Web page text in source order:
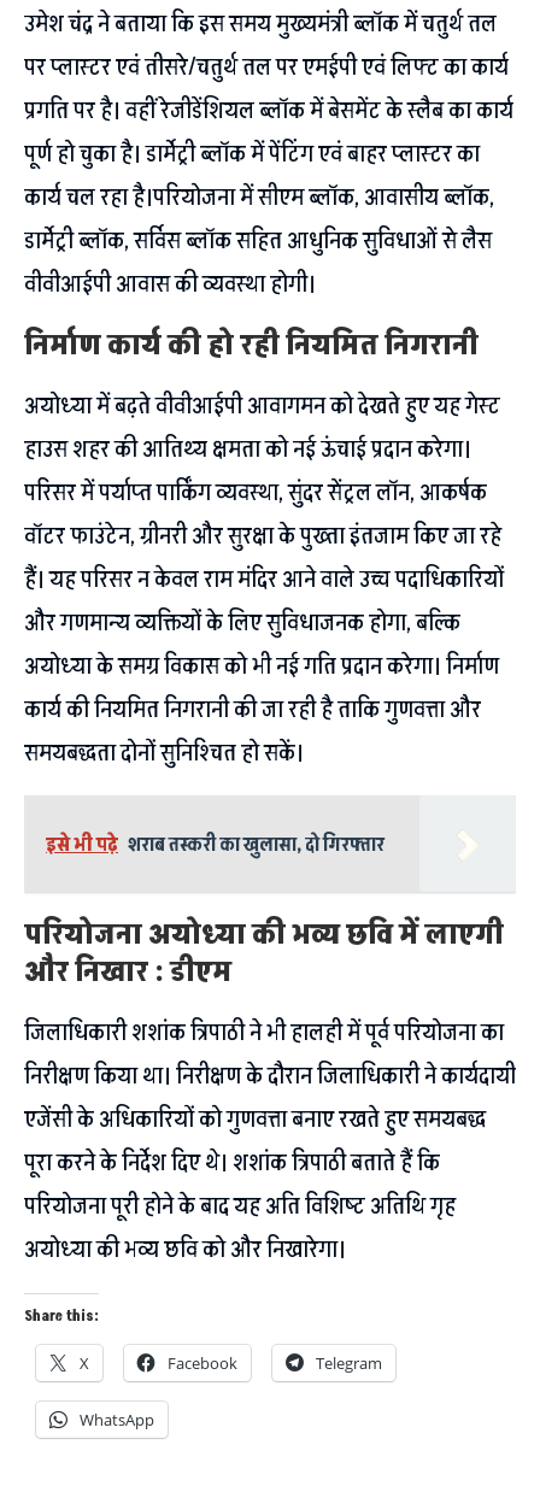
उमेश चंद्र ने बताया कि इस समय मुख्यमंत्री ब्लॉक में चतुर्थ तल
पर प्लास्टर एवं तीसरे/चतुर्थ तल पर एमईपी एवं लिफ्ट का कार्य
प्रगति पर है। वहीं रेजीडेंशियल ब्लॉक में बेसमेंट के स्लैब का कार्य
पूर्ण हो चुका है। डार्मेट्री ब्लॉक में पेंटिंग एवं बाहर प्लास्टर का
कार्य चल रहा है।परियोजना में सीएम ब्लॉक, आवासीय ब्लॉक,
डार्मेट्री ब्लॉक, सर्विस ब्लॉक सहित आधुनिक सुविधाओं से लैस
वीवीआईपी आवास की व्यवस्था होगी।
निर्माण कार्य की हो रही नियमित निगरानी
अयोध्या में बढ़ते वीवीआईपी आवागमन को देखते हुए यह गेस्ट
हाउस शहर की आतिथ्य क्षमता को नई ऊंचाई प्रदान करेगा।
परिसर में पर्याप्त पार्किंग व्यवस्था, सुंदर सेंट्रल लॉन, आकर्षक
वॉटर फाउंटेन, ग्रीनरी और सुरक्षा के पुख्ता इंतजाम किए जा रहे
हैं। यह परिसर न केवल राम मंदिर आने वाले उच्च पदाधिकारियों
और गणमान्य व्यक्तियों के लिए सुविधाजनक होगा, बल्कि
अयोध्या के समग्र विकास को भी नई गति प्रदान करेगा। निर्माण
कार्य की नियमित निगरानी की जा रही है ताकि गुणवत्ता और
समयबद्धता दोनों सुनिश्चित हो सकें।
इसे भी पढ़े शराब तस्करी का खुलासा, दो गिरफ्तार
परियोजना अयोध्या की भव्य छवि में लाएगी
और निखार : डीएम
जिलाधिकारी शशांक त्रिपाठी ने भी हालही में पूर्व परियोजना का
निरीक्षण किया था। निरीक्षण के दौरान जिलाधिकारी ने कार्यदायी
एजेंसी के अधिकारियों को गुणवत्ता बनाए रखते हुए समयबद्ध
पूरा करने के निर्देश दिए थे। शशांक त्रिपाठी बताते हैं कि
परियोजना पूरी होने के बाद यह अति विशिष्ट अतिथि गृह
अयोध्या की भव्य छवि को और निखारेगा।
Share this:
X Facebook Telegram
WhatsApp